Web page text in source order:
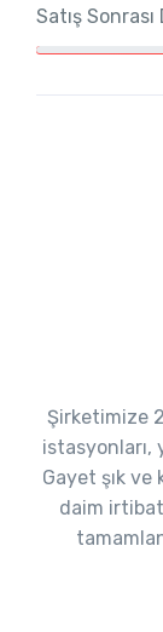
Satış
Şirketimize
istasyonları,
Gayet şık
daim